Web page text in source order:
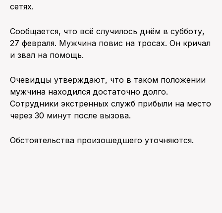
сетях.
Сообщается, что всё случилось днём в субботу,
27 февраля. Мужчина повис на тросах. Он кричал
и звал на помощь.
Очевидцы утверждают, что в таком положении
мужчина находился достаточно долго.
Сотрудники экстренных служб прибыли на место
через 30 минут после вызова.
Обстоятельства произошедшего уточняются.